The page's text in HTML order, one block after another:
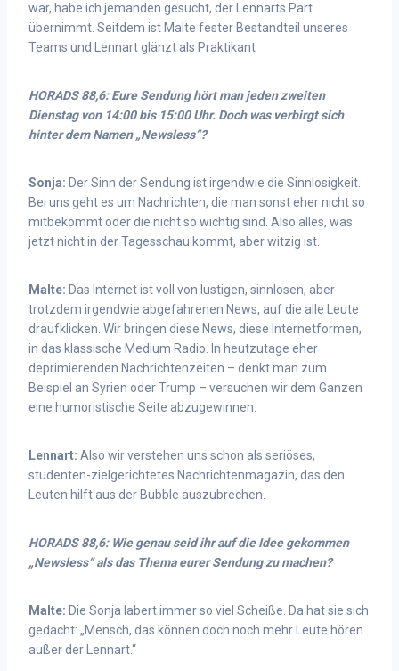
war, habe ich jemanden gesucht, der Lennarts Part
übernimmt. Seitdem ist Malte fester Bestandteil unseres
Teams und Lennart glänzt als Praktikant
HORADS 88,6: Eure Sendung hört man jeden zweiten
Dienstag von 14:00 bis 15:00 Uhr. Doch was verbirgt sich
hinter dem Namen „Newsless“?
Sonja: Der Sinn der Sendung ist irgendwie die Sinnlosigkeit.
Bei uns geht es um Nachrichten, die man sonst eher nicht so
mitbekommt oder die nicht so wichtig sind. Also alles, was
jetzt nicht in der Tagesschau kommt, aber witzig ist.
Malte: Das Internet ist voll von lustigen, sinnlosen, aber
trotzdem irgendwie abgefahrenen News, auf die alle Leute
draufklicken. Wir bringen diese News, diese Internetformen,
in das klassische Medium Radio. In heutzutage eher
deprimierenden Nachrichtenzeiten – denkt man zum
Beispiel an Syrien oder Trump – versuchen wir dem Ganzen
eine humoristische Seite abzugewinnen.
Lennart: Also wir verstehen uns schon als seriöses,
studenten-zielgerichtetes Nachrichtenmagazin, das den
Leuten hilft aus der Bubble auszubrechen.
HORADS 88,6: Wie genau seid ihr auf die Idee gekommen
„Newsless“ als das Thema eurer Sendung zu machen?
Malte: Die Sonja labert immer so viel Scheiße. Da hat sie sich
gedacht: „Mensch, das können doch noch mehr Leute hören
außer der Lennart.“